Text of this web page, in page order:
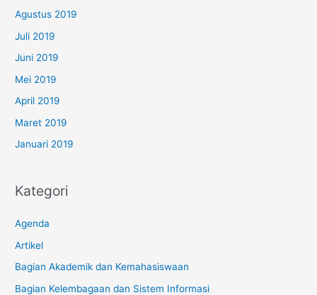
Agustus 2019
Juli 2019
Juni 2019
Mei 2019
April 2019
Maret 2019
Januari 2019
Kategori
Agenda
Artikel
Bagian Akademik dan Kemahasiswaan
Bagian Kelembagaan dan Sistem Informasi